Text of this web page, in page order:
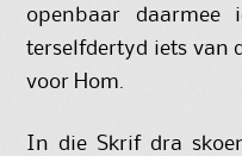
openbaar daarmee
terselfdertyd iets van
voor Hom.
In die Skrif dra